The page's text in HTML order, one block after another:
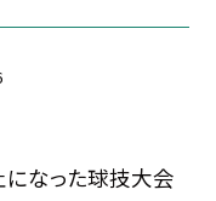
になった球技大会